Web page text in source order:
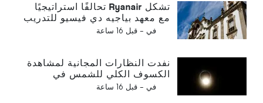
تشكل Ryanair تحالفًا استراتيجيًا
مع معهد بياجيه دي فيسيو للتدريب
على قطاع الطيران في البرتغال
في - قبل 16 ساعة
نفدت النظارات المجانية لمشاهدة
الكسوف الكلي للشمس في
البرتغال
في - قبل 16 ساعة